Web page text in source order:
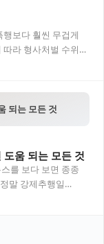
보다 훨씬 무겁게
라 형사처벌 수위가
되는 모든 것
움 되는 모든 것
를 보다 보면 종종
말 강제추행일